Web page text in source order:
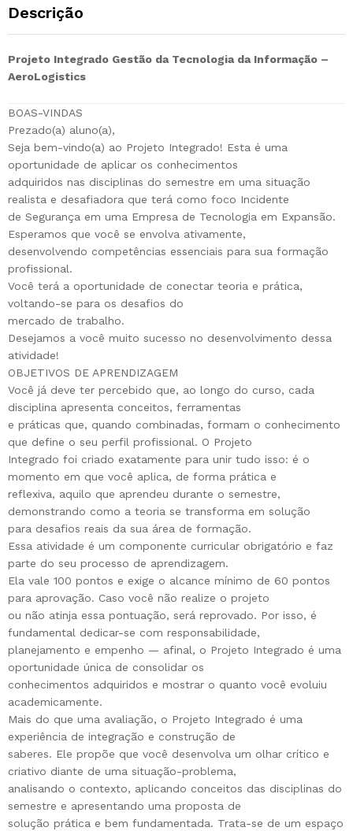
Descrição
Projeto Integrado Gestão da Tecnologia da Informação –
AeroLogistics
BOAS-VINDAS
Prezado(a) aluno(a),
Seja bem-vindo(a) ao Projeto Integrado! Esta é uma
oportunidade de aplicar os conhecimentos
adquiridos nas disciplinas do semestre em uma situação
realista e desafiadora que terá como foco Incidente
de Segurança em uma Empresa de Tecnologia em Expansão.
Esperamos que você se envolva ativamente,
desenvolvendo competências essenciais para sua formação
profissional.
Você terá a oportunidade de conectar teoria e prática,
voltando-se para os desafios do
mercado de trabalho.
Desejamos a você muito sucesso no desenvolvimento dessa
atividade!
OBJETIVOS DE APRENDIZAGEM
Você já deve ter percebido que, ao longo do curso, cada
disciplina apresenta conceitos, ferramentas
e práticas que, quando combinadas, formam o conhecimento
que define o seu perfil profissional. O Projeto
Integrado foi criado exatamente para unir tudo isso: é o
momento em que você aplica, de forma prática e
reflexiva, aquilo que aprendeu durante o semestre,
demonstrando como a teoria se transforma em solução
para desafios reais da sua área de formação.
Essa atividade é um componente curricular obrigatório e faz
parte do seu processo de aprendizagem.
Ela vale 100 pontos e exige o alcance mínimo de 60 pontos
para aprovação. Caso você não realize o projeto
ou não atinja essa pontuação, será reprovado. Por isso, é
fundamental dedicar-se com responsabilidade,
planejamento e empenho — afinal, o Projeto Integrado é uma
oportunidade única de consolidar os
conhecimentos adquiridos e mostrar o quanto você evoluiu
academicamente.
Mais do que uma avaliação, o Projeto Integrado é uma
experiência de integração e construção de
saberes. Ele propõe que você desenvolva um olhar crítico e
criativo diante de uma situação-problema,
analisando o contexto, aplicando conceitos das disciplinas do
semestre e apresentando uma proposta de
solução prática e bem fundamentada. Trata-se de um espaço